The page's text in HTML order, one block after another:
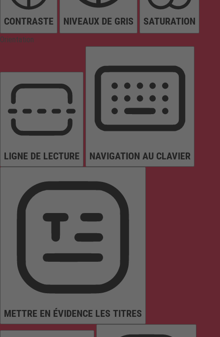
CONTRASTE NIVEAUX DE GRIS SATURATION
Orientation
LIGNE DE LECTURE NAVIGATION AU CLAVIER
METTRE EN ÉVIDENCE LES TITRES